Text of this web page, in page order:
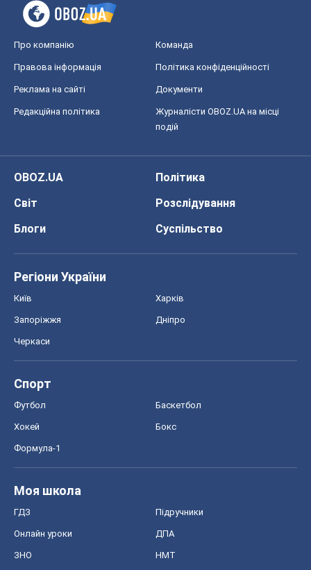
Про компанію Команда
Правова інформація Політика конфіденційності
Реклама на сайті Документи
Редакційна політика
Журналісти OBOZ.UA на місці
подій
OBOZ.UA
Політика
Світ
Розслідування
Блоги
Суспільство
Регіони України
Київ Харків
Запоріжжя Дніпро
Черкаси
Спорт
Футбол Баскетбол
Хокей Бокс
Формула-1
Моя школа
ГДЗ Підручники
Онлайн уроки ДПА
ЗНО НМТ